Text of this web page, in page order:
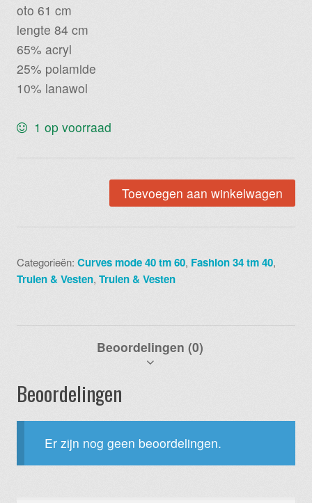
oto 61 cm
lengte 84 cm
65% acryl
25% polamide
10% lanawol
1 op voorraad
creme
code
aantal
Toevoegen aan winkelwagen
Categorieën:Curves mode 40 tm 60, Fashion 34 tm 40,
Truien & Vesten,Truien & Vesten
Beoordelingen (0)
Beoordelingen
Er zijn nog geen beoordelingen.